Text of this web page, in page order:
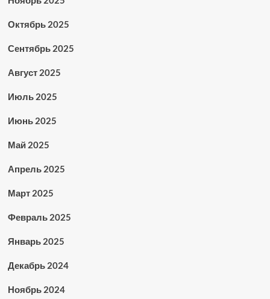
Октябрь 2025
Сентябрь 2025
Август 2025
Июль 2025
Июнь 2025
Май 2025
Апрель 2025
Март 2025
Февраль 2025
Январь 2025
Декабрь 2024
Ноябрь 2024